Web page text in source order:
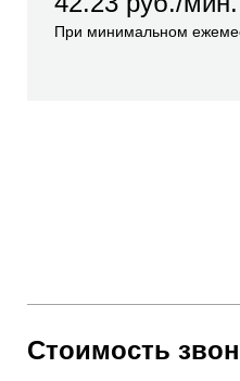
При минимальном
Стоимость